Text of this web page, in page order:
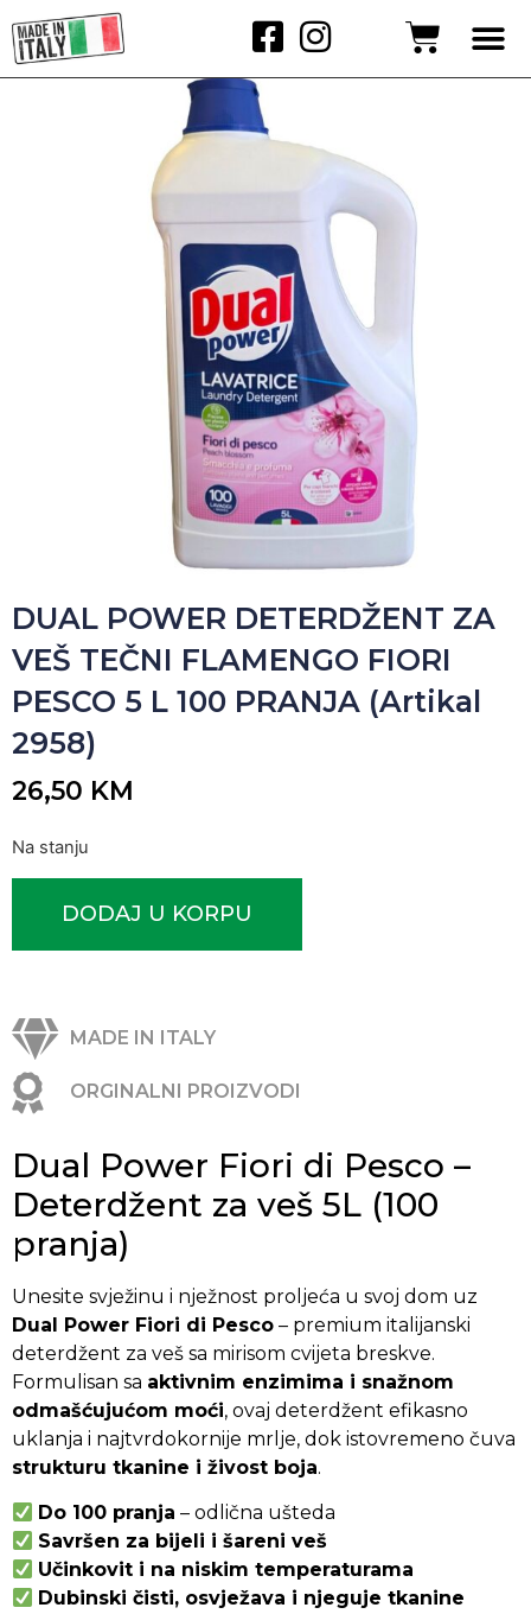
DUAL POWER DETERDŽENT ZA
VEŠ TEČNI FLAMENGO FIORI
PESCO 5 L 100 PRANJA (Artikal
2958)
26,50 KM
Na stanju
DODAJ U KORPU
MADE IN ITALY
ORGINALNI PROIZVODI
Dual Power Fiori di Pesco –
Deterdžent za veš 5L (100
pranja)
Unesite svježinu i nježnost proljeća u svoj dom uz
Dual Power Fiori di Pesco – premium italijanski
deterdžent za veš sa mirisom cvijeta breskve.
Formulisan sa aktivnim enzimima i snažnom
odmašćujućom moći, ovaj deterdžent efikasno
uklanja i najtvrdokornije mrlje, dok istovremeno čuva
strukturu tkanine i živost boja.
Do 100 pranja – odlična ušteda
Savršen za bijeli i šareni veš
Učinkovit i na niskim temperaturama
Dubinski čisti, osvježava i njeguje tkanine